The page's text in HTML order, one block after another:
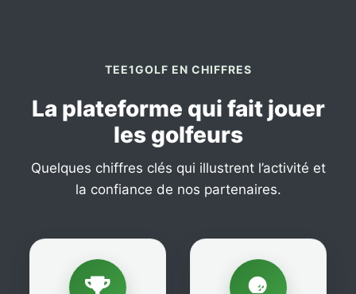
TEE1GOLF EN CHIFFRES
La plateforme qui fait jouer
les golfeurs
Quelques chiffres clés qui illustrent l’activité et
la confiance de nos partenaires.